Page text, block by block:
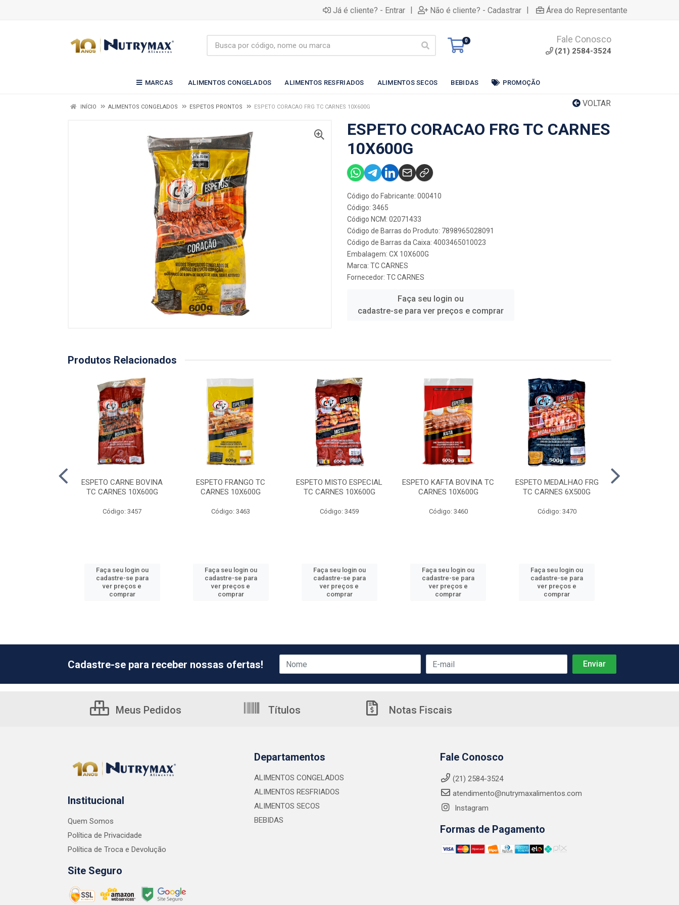
Já é cliente? - Entrar | Não é cliente? - Cadastrar | Área do Representante
0 Fale Conosco
(21) 2584-3524
MARCAS ALIMENTOS CONGELADOS ALIMENTOS RESFRIADOS ALIMENTOS SECOS BEBIDAS PROMOÇÃO
VOLTAR
INÍCIO ALIMENTOS CONGELADOS ESPETOS PRONTOS ESPETO CORACAO FRG TC CARNES 10X600G
ESPETO CORACAO FRG TC CARNES
10X600G
Código do Fabricante: 000410
Código: 3465
Código NCM: 02071433
Código de Barras do Produto: 7898965028091
Código de Barras da Caixa: 4003465010023
Embalagem: CX 10X600G
Marca: TC CARNES
Fornecedor: TC CARNES
Faça seu login ou
cadastre-se para ver preços e comprar
Produtos Relacionados
ESPETO CARNE BOVINA
TC CARNES 10X600G
Código: 3457
Faça seu login ou
cadastre-se para
ver preços e
comprar
ESPETO FRANGO TC
CARNES 10X600G
Código: 3463
Faça seu login ou
cadastre-se para
ver preços e
comprar
ESPETO MISTO ESPECIAL
TC CARNES 10X600G
Código: 3459
Faça seu login ou
cadastre-se para
ver preços e
comprar
ESPETO KAFTA BOVINA TC
CARNES 10X600G
Código: 3460
Faça seu login ou
cadastre-se para
ver preços e
comprar
ESPETO MEDALHAO FRG
TC CARNES 6X500G
Código: 3470
Faça seu login ou
cadastre-se para
ver preços e
comprar
Cadastre-se para receber nossas ofertas!
Meus Pedidos Títulos Notas Fiscais
Institucional
Quem Somos
Política de Privacidade
Política de Troca e Devolução
Site Seguro
Departamentos
ALIMENTOS CONGELADOS
ALIMENTOS RESFRIADOS
ALIMENTOS SECOS
BEBIDAS
Fale Conosco
(21) 2584-3524
atendimento@nutrymaxalimentos.com
Instagram
Formas de Pagamento